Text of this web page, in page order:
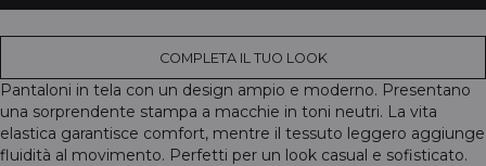
COMPLETA IL TUO LOOK
Pantaloni in tela con un design ampio e moderno. Presentano
una sorprendente stampa a macchie in toni neutri. La vita
elastica garantisce comfort, mentre il tessuto leggero aggiunge
fluidità al movimento. Perfetti per un look casual e sofisticato.